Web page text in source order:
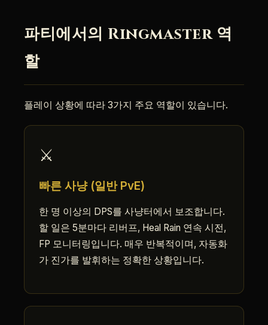
파티에서의 Ringmaster 역
할
플레이 상황에 따라 3가지 주요 역할이 있습니다.
⚔️
빠른 사냥 (일반 PvE)
한 명 이상의 DPS를 사냥터에서 보조합니다.
할 일은 5분마다 리버프, Heal Rain 연속 시전,
FP 모니터링입니다. 매우 반복적이며, 자동화
가 진가를 발휘하는 정확한 상황입니다.